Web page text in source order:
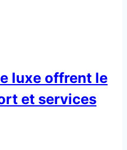
luxe offrent le
et services